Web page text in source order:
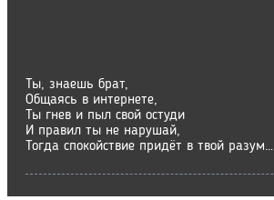
Ты, знаешь брат,
Общаясь в интернете,
Ты гнев и пыл свой остуди
И правил ты не нарушай,
Тогда спокойствие придёт в твой разум…